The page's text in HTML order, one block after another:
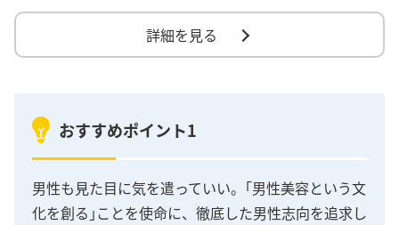
詳細を見る
おすすめポイント1
男性も見た目に気を遣っていい。｢男性美容という文
化を創る｣ことを使命に、徹底した男性志向を追求し